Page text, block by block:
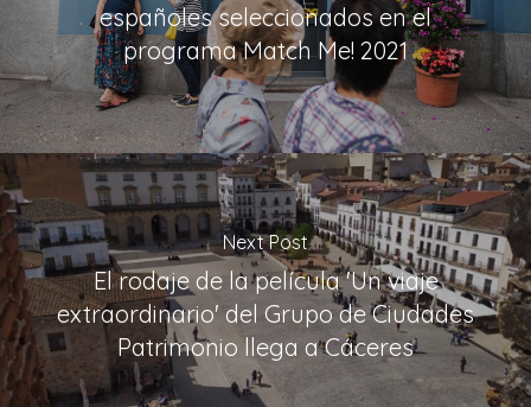
españoles seleccionados en el
programa Match Me! 2021
Next Post
El rodaje de la película 'Un viaje
extraordinario' del Grupo de Ciudades
Patrimonio llega a Cáceres